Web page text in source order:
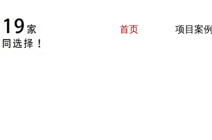
首页 项目案例